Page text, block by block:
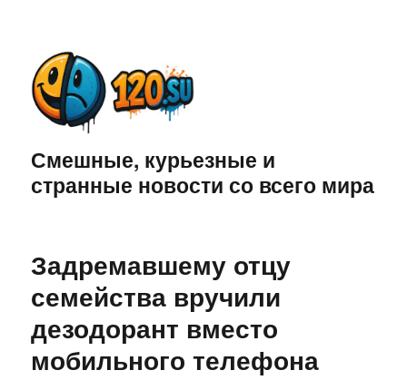
Смешные, курьезные и
странные новости со всего мира
Задремавшему отцу
семейства вручили
дезодорант вместо
мобильного телефона